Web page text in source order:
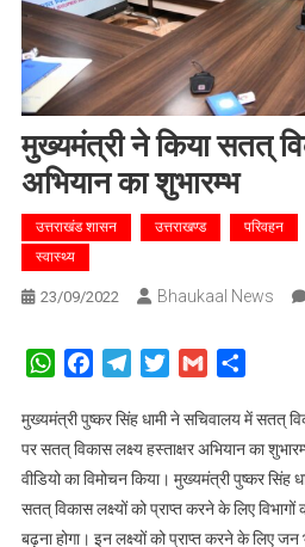
मुख्यमंत्री ने किया सतत्
अभियान का शुभारम्भ
उत्तराखंड शासन उत्तराखण्ड परिवहन
स्वास्थ्य
23/09/2022 Bhaukaal News
WhatsAppFacebookTelegramTwitterGmail
मुख्यमंत्री पुष्कर सिंह धामी ने सचिवालय में सतत्
पर सतत् विकास लक्ष्य हस्ताक्षर अभियान का
वीडियो का विमोचन किया। मुख्यमंत्री पुष्कर
सतत् विकास लक्ष्यों को प्राप्त करने के लिए
बढ़ना होगा। इन लक्ष्यों को प्राप्त करने के लिए जन